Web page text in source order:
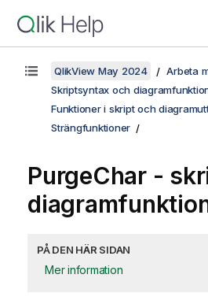
QlikView May 2024
Arbeta
Skriptsyntax och
Funktioner i skript och
Strängfunktioner
PurgeChar -
PÅ DEN HÄR SIDAN
Mer information